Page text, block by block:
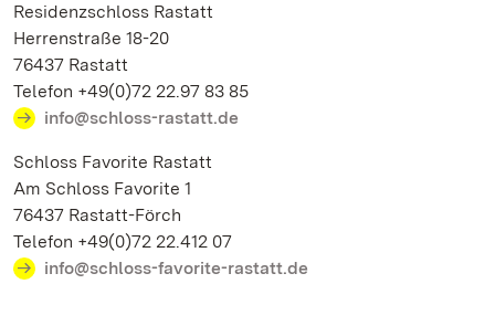
Residenzschloss Rastatt
Herrenstraße 18-20
76437 Rastatt
Telefon +49(0)72 22.97 83 85
info@schloss-rastatt.de
Schloss Favorite Rastatt
Am Schloss Favorite 1
76437 Rastatt-Förch
Telefon +49(0)72 22.412 07
info@schloss-favorite-rastatt.de